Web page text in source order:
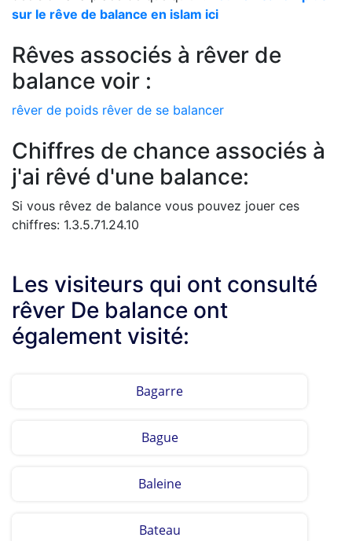
sur le rêve de balance en islam ici
Rêves associés à rêver de
balance voir :
rêver de poids rêver de se balancer
Chiffres de chance associés à
j'ai rêvé d'une balance:
Si vous rêvez de balance vous pouvez jouer ces
chiffres: 1.3.5.71.24.10
Les visiteurs qui ont consulté
rêver De balance ont
également visité:
Bagarre
Bague
Baleine
Bateau